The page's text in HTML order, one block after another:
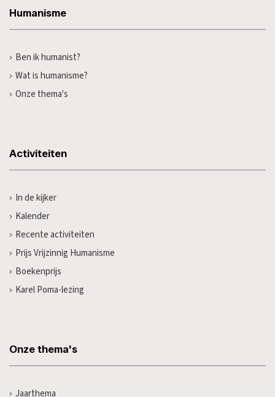
Humanisme
Ben ik humanist?
Wat is humanisme?
Onze thema's
Activiteiten
In de kijker
Kalender
Recente activiteiten
Prijs Vrijzinnig Humanisme
Boekenprijs
Karel Poma-lezing
Onze thema's
Jaarthema